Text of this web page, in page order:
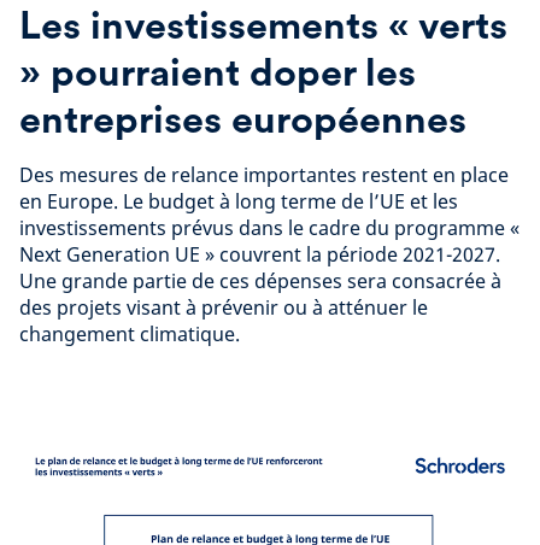
Les investissements « verts
» pourraient doper les
entreprises européennes
Des mesures de relance importantes restent en place
en Europe. Le budget à long terme de l’UE et les
investissements prévus dans le cadre du programme «
Next Generation UE » couvrent la période 2021-2027.
Une grande partie de ces dépenses sera consacrée à
des projets visant à prévenir ou à atténuer le
changement climatique.